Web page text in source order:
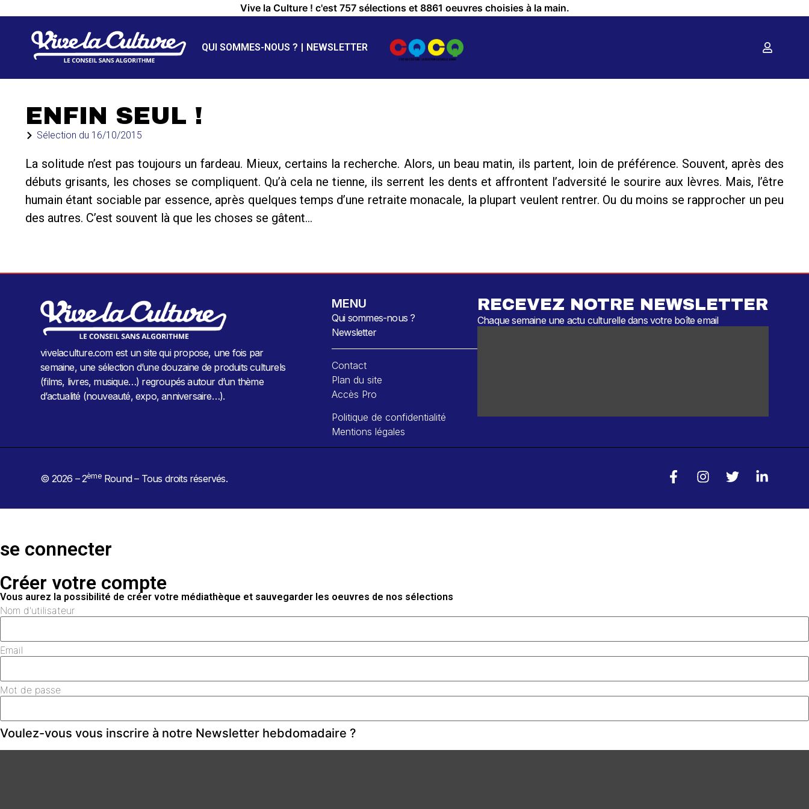
Vive la Culture ! c'est 757 sélections et 8861 oeuvres choisies à la main.
QUI SOMMES-NOUS ? NEWSLETTER
ENFIN SEUL !
Sélection du 16/10/2015
La solitude n’est pas toujours un fardeau. Mieux, certains la recherche. Alors, un beau matin, ils partent, loin de préférence. Souvent, après des
débuts grisants, les choses se compliquent. Qu’à cela ne tienne, ils serrent les dents et affrontent l’adversité le sourire aux lèvres. Mais, l’être
humain étant sociable par essence, après quelques temps d’une retraite monacale, la plupart veulent rentrer. Ou du moins se rapprocher un peu
des autres. C’est souvent là que les choses se gâtent…
vivelaculture.com est un site qui propose, une fois par
semaine, une sélection d’une douzaine de produits culturels
(films, livres, musique…) regroupés autour d’un thème
d’actualité (nouveauté, expo, anniversaire…).
MENU
Qui sommes-nous ?
Newsletter
Contact
Plan du site
Accès Pro
Politique de confidentialité
Mentions légales
RECEVEZ NOTRE NEWSLETTER
Chaque semaine une actu culturelle dans votre boîte email
© 2026 – 2èmeRound – Tous droits réservés.
se connecter
Créer votre compte
Vous aurez la possibilité de créer votre médiathèque et sauvegarder les oeuvres de nos sélections
Nom d'utilisateur
Email
Mot de passe
Voulez-vous vous inscrire à notre Newsletter hebdomadaire ?